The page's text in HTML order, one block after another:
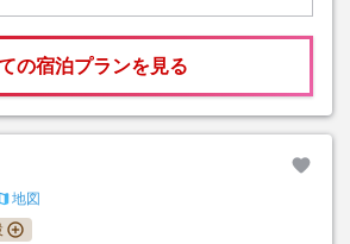
の宿泊プランを見る
地図